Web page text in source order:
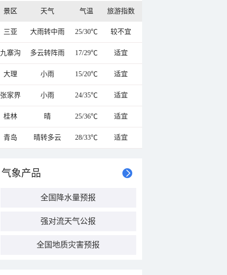
景区 天气 气温 旅游指数
三亚 大雨转中雨 25/30℃ 较不宜
九寨沟 多云转阵雨 17/29℃ 适宜
大理 小雨 15/20℃ 适宜
张家界 小雨 24/35℃ 适宜
桂林 晴 25/36℃ 适宜
青岛 晴转多云 28/33℃ 适宜
气象产品
全国降水量预报
强对流天气公报
全国地质灾害预报